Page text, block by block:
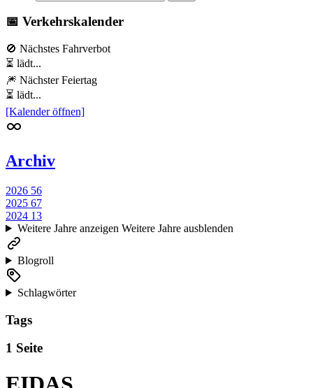
📅 Verkehrskalender
🚫 Nächstes Fahrverbot
⏳ lädt...
🎆 Nächster Feiertag
⏳ lädt...
[Kalender öffnen]
Archiv
2026 56
2025 67
2024 13
Weitere Jahre anzeigen Weitere Jahre ausblenden
Blogroll
Schlagwörter
Tags
1 Seite